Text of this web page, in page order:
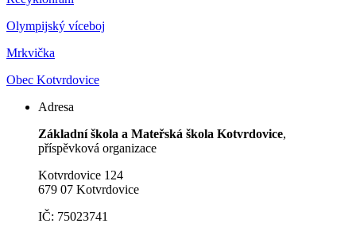
Olympijský víceboj
Mrkvička
Obec Kotvrdovice
Adresa
Základní škola a Mateřská škola Kotvrdovice,
příspěvková organizace
Kotvrdovice 124
679 07 Kotvrdovice
IČ: 75023741